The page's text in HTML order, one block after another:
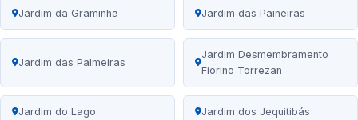
Jardim da Graminha Jardim das Paineiras
Jardim das Palmeiras
Jardim Desmembramento
Fiorino Torrezan
Jardim do Lago Jardim dos Jequitibás